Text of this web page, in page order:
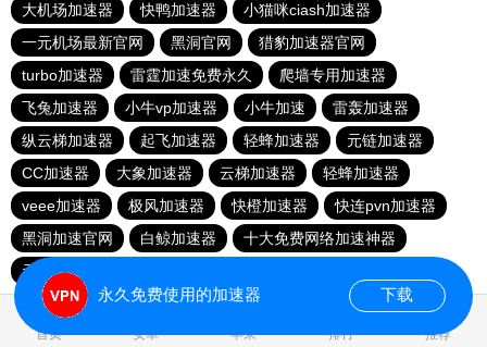
大机场加速器
快鸭加速器
小猫咪ciash加速器
一元机场最新官网
黑洞官网
猎豹加速器官网
turbo加速器
雷霆加速免费永久
爬墙专用加速器
飞兔加速器
小牛vp加速器 小牛加速
雷轰加速器
纵云梯加速器
起飞加速器 轻蜂加速器
元链加速器
CC加速器
大象加速器 云梯加速器
轻蜂加速器
veee加速器
极风加速器 快橙加速器
快连pvn加速器
黑洞加速官网
白鲸加速器
十大免费网络加速神器
元链加速器
首页 安卓 苹果 排行 推荐
永久免费使用的加速器 下载
0.136632s